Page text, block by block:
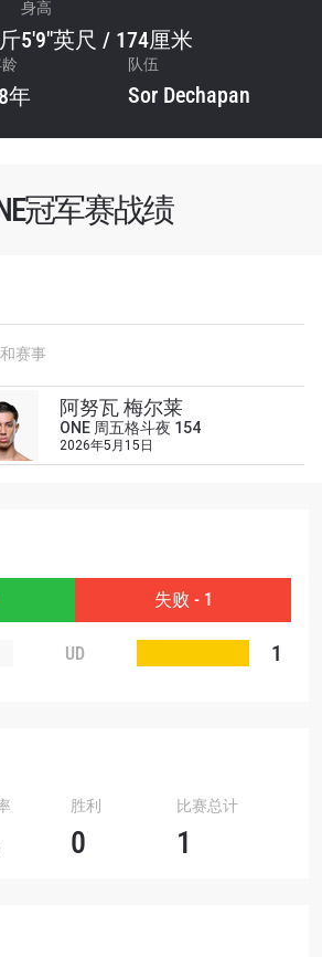
身高
5'9"英尺 / 174厘米
年
队伍
Sor Dechapan
冠军赛战绩
赛事
阿努瓦 梅尔莱
ONE 周五格斗夜 154
2026年5月15日
失败 - 1
UD 1
胜利
0
比赛总计
1
集锦
多
冠军赛，现在注册获得权限了
特别福利以及优先机遇获得直播
订阅